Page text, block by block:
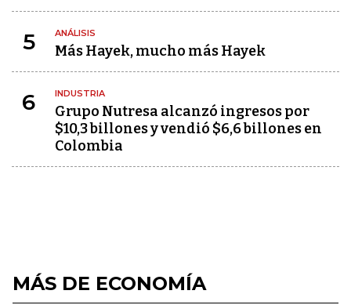
5 ANÁLISIS
Más Hayek, mucho más Hayek
6 INDUSTRIA
Grupo Nutresa alcanzó ingresos por
$10,3 billones y vendió $6,6 billones en
Colombia
MÁS DE ECONOMÍA